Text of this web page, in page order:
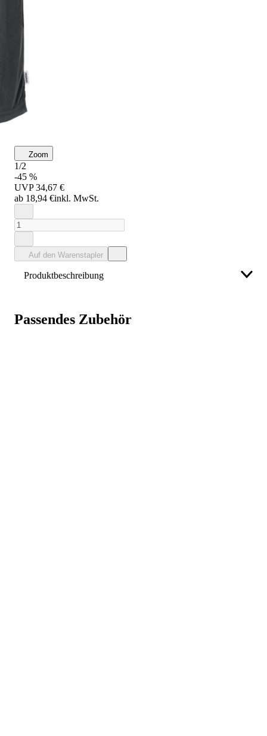
Zoom
1/2
-45 %
UVP 34,67 €
ab 18,94 €inkl. MwSt.
Auf den Warenstapler
Produktbeschreibung
Passendes Zubehör